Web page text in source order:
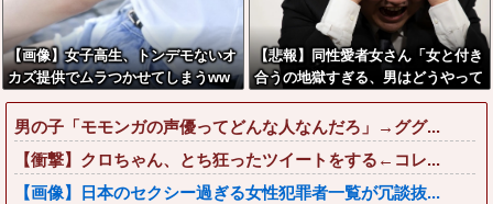
【画像】女子高生、トンデモないオ
カズ提供でムラつかせてしまうww
w
【悲報】同性愛者女さん「女と付き
合うの地獄すぎる、男はどうやって
耐えてんの？」←コレは同意せざる
おえないと話題に
男の子「モモンガの声優ってどんな人なんだろ」→ググ...
【衝撃】クロちゃん、とち狂ったツイートをする←コレ...
【画像】日本のセクシー過ぎる女性犯罪者一覧が冗談抜...